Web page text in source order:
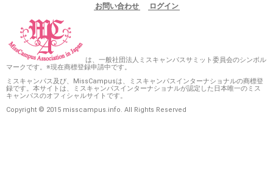
お問い合わせ ログイン
は、一般社団法人ミスキャンパスサミット委員会のシンボル
マークです。※現在商標登録申請中です。
ミスキャンパス及び、MissCampusは、ミスキャンパスインターナショナルの商標登
録です。本サイトは、ミスキャンパスインターナショナルが認定した日本唯一のミス
キャンパスのオフィシャルサイトです。
Copyright © 2015 misscampus.info. All Rights Reserved